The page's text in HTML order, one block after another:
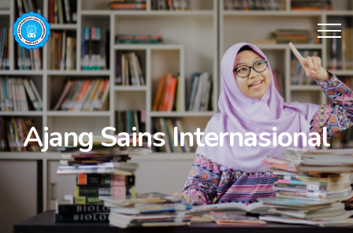
Ajang Sains Internasional